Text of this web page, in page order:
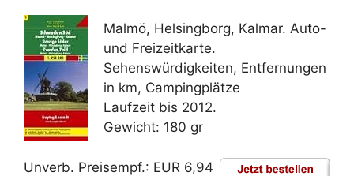
Malmö, Helsingborg, Kalmar. Auto-
und Freizeitkarte.
Sehenswürdigkeiten, Entfernungen
in km, Campingplätze
Laufzeit bis 2012.
Gewicht: 180 gr
Unverb. Preisempf.: EUR 6,94